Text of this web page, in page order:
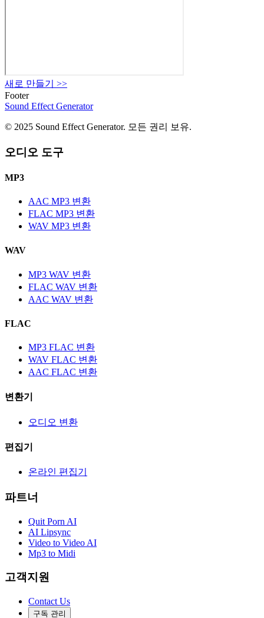
새로 만들기
>>
Footer
Sound Effect Generator
© 2025 Sound Effect Generator. 모든 권리 보유.
오디오 도구
MP3
AAC MP3 변환
FLAC MP3 변환
WAV MP3 변환
WAV
MP3 WAV 변환
FLAC WAV 변환
AAC WAV 변환
FLAC
MP3 FLAC 변환
WAV FLAC 변환
AAC FLAC 변환
변환기
오디오 변환
편집기
온라인 편집기
파트너
Quit Porn AI
AI Lipsync
Video to Video AI
Mp3 to Midi
고객지원
Contact Us
구독 관리